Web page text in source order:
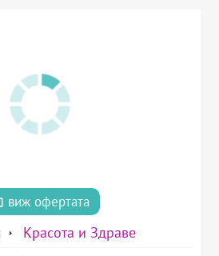
виж офертата
Красота и Здраве